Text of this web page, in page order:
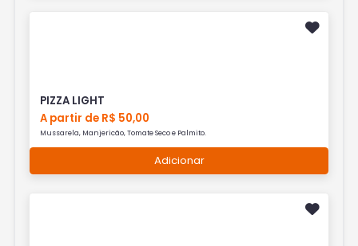
PIZZA LIGHT
A partir de R$ 50,00
Mussarela, Manjericão, Tomate Seco e Palmito.
Adicionar